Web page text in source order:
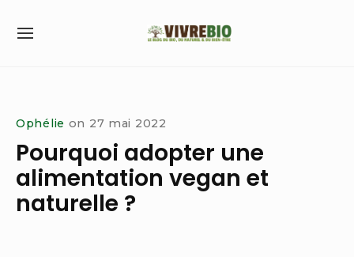
SITE
Ophélie on 27 mai 2022
Pourquoi adopter une
alimentation vegan et
naturelle ?